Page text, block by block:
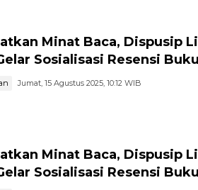
Minat Baca, Dispusip
Sosialisasi Resensi Buku
Jumat, 15 Agustus 2025, 10:12 WIB
Minat Baca, Dispusip
Sosialisasi Resensi Buku